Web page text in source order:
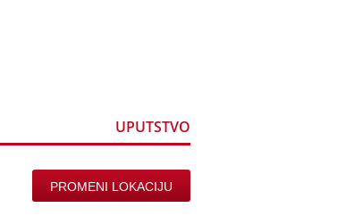
PROMENI LOKACIJU
UPUTSTVO